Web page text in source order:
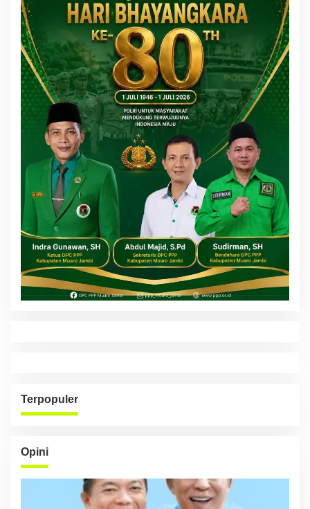
Terpopuler
Opini